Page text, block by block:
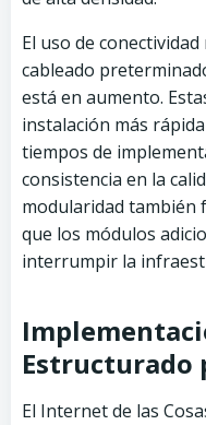
El uso de
cableado
está en aumento.
instalación más
tiempos de
consistencia en la
modularidad también
que los módulos
interrumpir la
Estructurado
El Internet de las